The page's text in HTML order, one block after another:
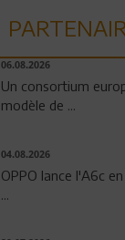
06.08.2026
Un consortium
modèle de ...
04.08.2026
OPPO lance l'A6c
...